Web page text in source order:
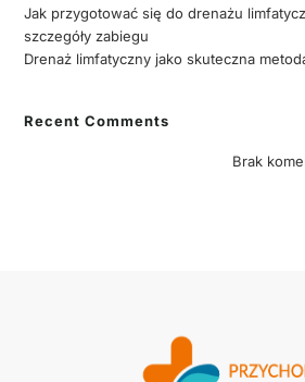
Jak przygotować się do drenażu
szczegóły zabiegu
Drenaż limfatyczny jako skuteczna
Recent Comments
Brak